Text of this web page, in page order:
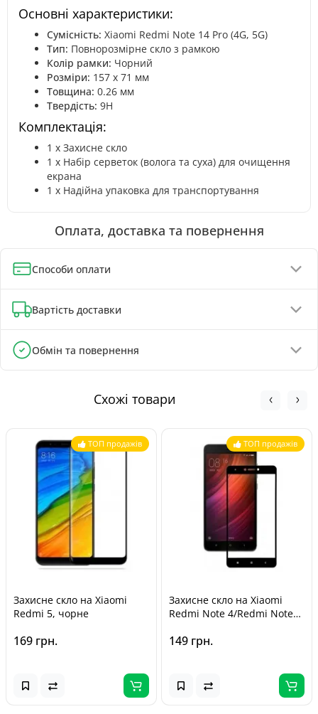
Основні характеристики:
Сумісність: Xiaomi Redmi Note 14 Pro (4G, 5G)
Тип: Повнорозмірне скло з рамкою
Колір рамки: Чорний
Розміри: 157 х 71 мм
Товщина: 0.26 мм
Твердість: 9H
Комплектація:
1 x Захисне скло
1 x Набір серветок (волога та суха) для очищення
екрана
1 x Надійна упаковка для транспортування
Оплата, доставка та повернення
Способи оплати
Оплата при отриманні (до 130 грн - повна передплата)
Онлайн-оплата карткою, GPay, ApplePay
Вартість доставки
Відділення Укрпошти - від 60 грн
Відділення Нової Пошти - від 90 грн
Кур'єром Нової Пошти - від 140 грн
Обмін та повернення
моменту покупки, відповідно до Закону України «Про
захист прав споживачів».Схожі товари
ТОП продажів
Захисне скло на Xiaomi
Redmi 5, чорне
169 грн.
ТОП продажів
Захисне скло на Xiaomi
Redmi Note 4/Redmi Note
149 грн.